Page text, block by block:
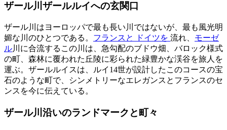
ザール川ザールルイへの玄関口
ザール川はヨーロッパで最も長い川ではないが、最も風光明
媚な川のひとつである。 フランスと ドイツを 流れ、 モーゼ
ル川に合流するこの川は、急勾配のブドウ畑、バロック様式
の町、森林に覆われた丘陵に彩られた緑豊かな渓谷を旅人を
運ぶ。ザールルイスは、ルイ14世が設計したこのコースの宝
石のような町で、シンメトリーなエレガンスとフランスのセ
ンスを今に伝えている。
ザール川沿いのランドマークと町々